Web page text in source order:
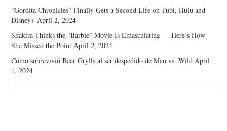
“Gordita Chronicles” Finally Gets a Second Life on Tubi, Hulu and
Disney+ April 2, 2024
Shakira Thinks the “Barbie” Movie Is Emasculating — Here’s How
She Missed the Point April 2, 2024
Cómo sobrevivió Bear Grylls al ser despedido de Man vs. Wild April
1, 2024